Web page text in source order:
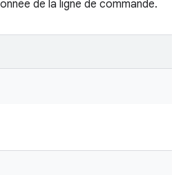
de la ligne de commande.